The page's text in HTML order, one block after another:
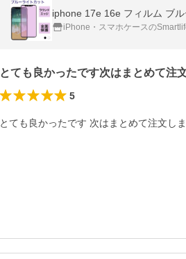
iPhone・スマホケースの
とても良かったです次はまとめて注
5
とても良かったです 次はまとめて注文し